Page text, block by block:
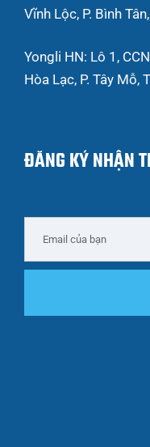
Vĩnh Lộc, P. Bình
Yongli HN: Lô 1,
Hòa Lạc, P. Tây Mỗ,
ĐĂNG KÝ NHẬN